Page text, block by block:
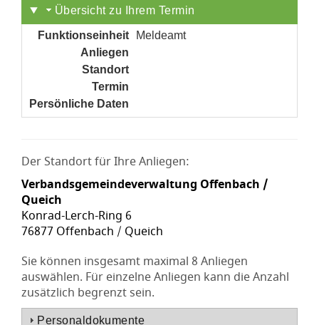
Übersicht zu Ihrem Termin
Funktionseinheit
Meldeamt
Anliegen
Standort
Termin
Persönliche Daten
Der Standort für Ihre Anliegen:
Verbandsgemeindeverwaltung Offenbach /
Queich
Konrad-Lerch-Ring 6
76877 Offenbach / Queich
Sie können insgesamt maximal 8 Anliegen
auswählen. Für einzelne Anliegen kann die Anzahl
zusätzlich begrenzt sein.
Personaldokumente